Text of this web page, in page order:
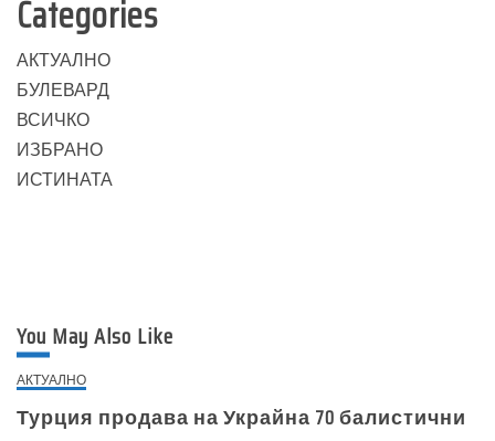
Categories
АКТУАЛНО
БУЛЕВАРД
ВСИЧКО
ИЗБРАНО
ИСТИНАТА
You May Also Like
АКТУАЛНО
Турция продава на Украйна 70 балистични